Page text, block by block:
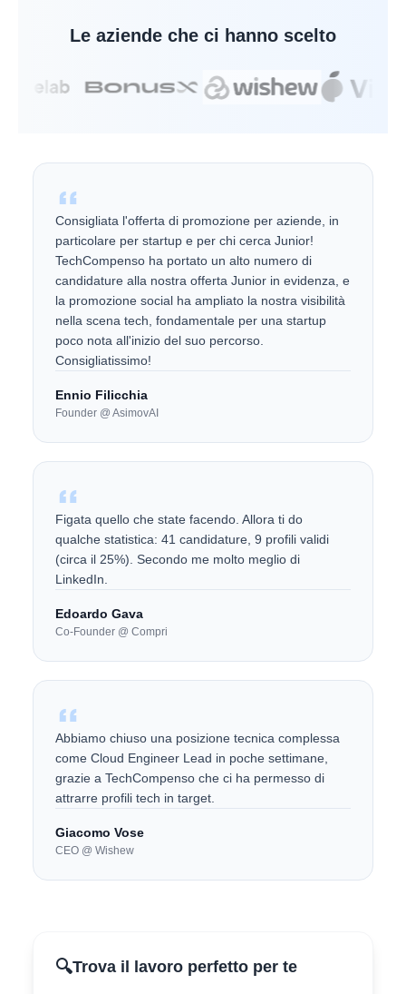
Le aziende che ci hanno scelto
Consigliata l'offerta di promozione per aziende, in
particolare per startup e per chi cerca Junior!
TechCompenso ha portato un alto numero di
candidature alla nostra offerta Junior in evidenza, e
la promozione social ha ampliato la nostra visibilità
nella scena tech, fondamentale per una startup
poco nota all'inizio del suo percorso.
Consigliatissimo!
Ennio Filicchia
Founder @ AsimovAI
Figata quello che state facendo. Allora ti do
qualche statistica: 41 candidature, 9 profili validi
(circa il 25%). Secondo me molto meglio di
LinkedIn.
Edoardo Gava
Co-Founder @ Compri
Abbiamo chiuso una posizione tecnica complessa
come Cloud Engineer Lead in poche settimane,
grazie a TechCompenso che ci ha permesso di
attrarre profili tech in target.
Giacomo Vose
CEO @ Wishew
🔍Trova il lavoro perfetto per te